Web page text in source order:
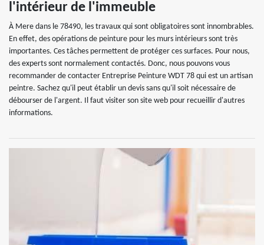
l'intérieur de l'immeuble
À Mere dans le 78490, les travaux qui sont obligatoires sont innombrables.
En effet, des opérations de peinture pour les murs intérieurs sont très
importantes. Ces tâches permettent de protéger ces surfaces. Pour nous,
des experts sont normalement contactés. Donc, nous pouvons vous
recommander de contacter Entreprise Peinture WDT 78 qui est un artisan
peintre. Sachez qu'il peut établir un devis sans qu'il soit nécessaire de
débourser de l'argent. Il faut visiter son site web pour recueillir d'autres
informations.